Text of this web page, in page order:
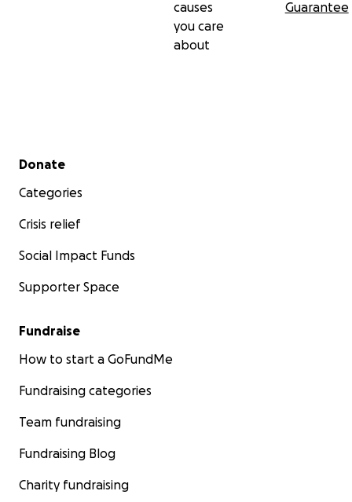
Ganz lieben Dank euch allen für Alles!
causes
you care
about
Guarantee
Secondary menu
Donate
Categories
Crisis relief
Social Impact Funds
Supporter Space
Fundraise
How to start a GoFundMe
Fundraising categories
Team fundraising
Fundraising Blog
Charity fundraising